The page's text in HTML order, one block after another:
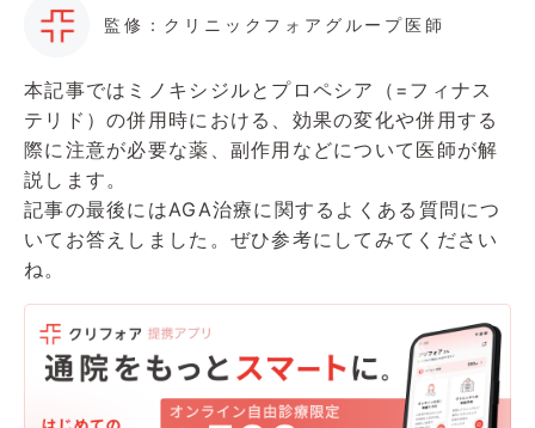
監修：クリニックフォアグループ医師
本記事ではミノキシジルとプロペシア（=フィナス
テリド）の併用時における、効果の変化や併用する
際に注意が必要な薬、副作用などについて医師が解
説します。
記事の最後にはAGA治療に関するよくある質問につ
いてお答えしました。ぜひ参考にしてみてください
ね。